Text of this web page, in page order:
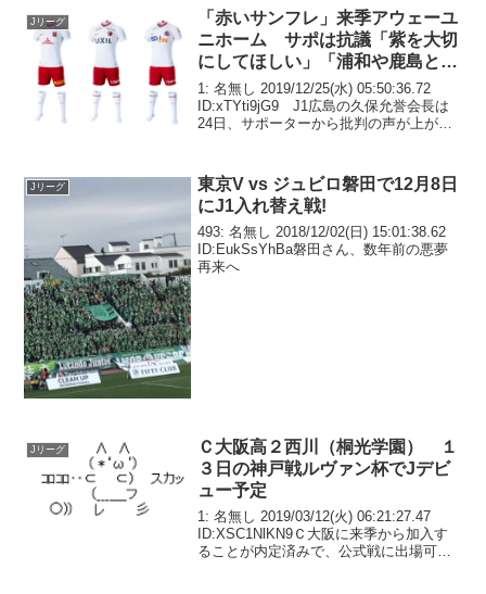
Jリーグ
「赤いサンフレ」来季アウェーユ
ニホーム サポは抗議「紫を大切
にしてほしい」「浦和や鹿島と同
じはおかしい」
1: 名無し 2019/12/25(水) 05:50:36.72
ID:xTYti9jG9 J1広島の久保允誉会長は
24日、サポーターから批判の声が上がっ
た。23日に発...
Jリーグ
東京V vs ジュビロ磐田で12月8日
にJ1入れ替え戦!
493: 名無し 2018/12/02(日) 15:01:38.62
ID:EukSsYhBa磐田さん、数年前の悪夢
再来へ
Jリーグ
Ｃ大阪高２西川（桐光学園） １
３日の神戸戦ルヴァン杯でJデビ
ュー予定
1: 名無し 2019/03/12(火) 06:21:27.47
ID:XSC1NlKN9Ｃ大阪に来季から加入す
ることが内定済みで、公式戦に出場可能